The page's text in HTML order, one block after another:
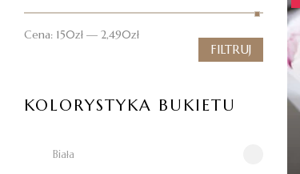
FILTRUJ
Cena: 150zł — 2,490zł
KOLORYSTYKA BUKIETU
Biała